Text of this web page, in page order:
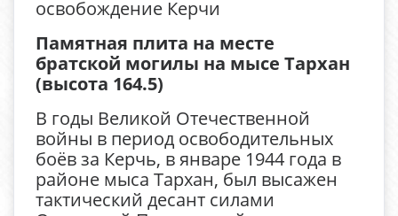
освобождение Керчи
Памятная плита на месте
братской могилы на мысе Тархан
(высота 164.5)
В годы Великой Отечественной
войны в период освободительных
боёв за Керчь, в январе 1944 года в
районе мыса Тархан, был высажен
тактический десант силами